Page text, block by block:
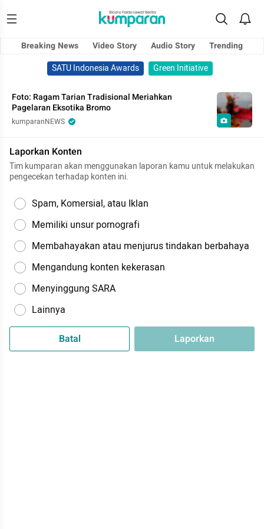
Breaking News Video Story Audio Story
Trending
SATU Indonesia Awards
Green Initiative
Foto: Ragam Tarian Tradisional Meriahkan
Pagelaran Eksotika Bromo
kumparanNEWS
Laporkan Konten
Tim kumparan akan menggunakan laporan kamu untuk melakukan
pengecekan terhadap konten ini.
Spam, Komersial, atau Iklan
Memiliki unsur pornografi
Membahayakan atau menjurus tindakan berbahaya
Mengandung konten kekerasan
Menyinggung SARA
Lainnya
Batal Laporkan